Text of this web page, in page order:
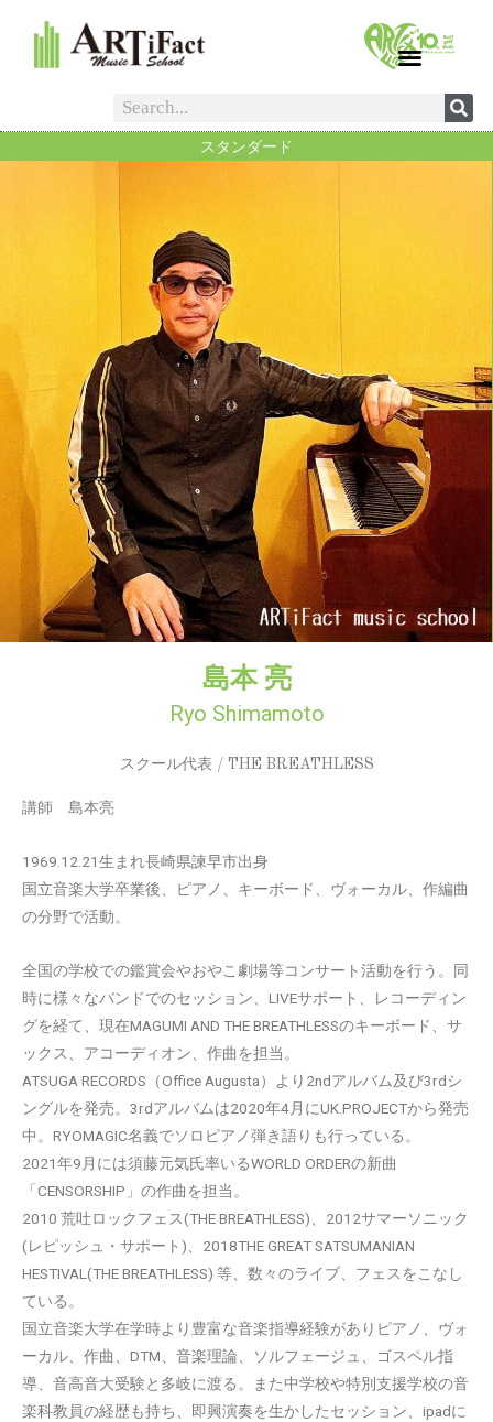
スタンダード
島本 亮
Ryo Shimamoto
スクール代表 / THE BREATHLESS
講師 島本亮
1969.12.21生まれ長崎県諫早市出身
国立音楽大学卒業後、ピアノ、キーボード、ヴォーカル、作編曲
の分野で活動。
全国の学校での鑑賞会やおやこ劇場等コンサート活動を行う。同
時に様々なバンドでのセッション、LIVEサポート、レコーディン
グを経て、現在MAGUMI AND THE BREATHLESSのキーボード、サ
ックス、アコーディオン、作曲を担当。
ATSUGA RECORDS（Office Augusta）より2ndアルバム及び3rdシ
ングルを発売。3rdアルバムは2020年4月にUK.PROJECTから発売
中。RYOMAGIC名義でソロピアノ弾き語りも行っている。
2021年9月には須藤元気氏率いるWORLD ORDERの新曲
「CENSORSHIP」の作曲を担当。
2010 荒吐ロックフェス(THE BREATHLESS)、2012サマーソニック
(レピッシュ・サポート)、2018THE GREAT SATSUMANIAN
HESTIVAL(THE BREATHLESS) 等、数々のライブ、フェスをこなし
ている。
国立音楽大学在学時より豊富な音楽指導経験がありピアノ、ヴォ
ーカル、作曲、DTM、音楽理論、ソルフェージュ、ゴスペル指
導、音高音大受験と多岐に渡る。また中学校や特別支援学校の音
楽科教員の経歴も持ち、即興演奏を生かしたセッション、ipadに